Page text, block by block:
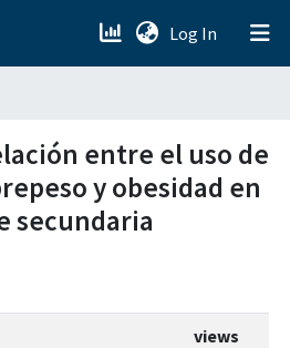
Log In (current)
entre el uso de
y obesidad en
secundaria
views